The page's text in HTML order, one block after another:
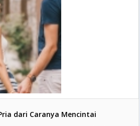
dari Caranya Mencintai